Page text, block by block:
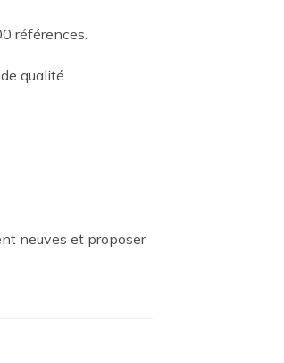
références.
qualité.
neuves et proposer